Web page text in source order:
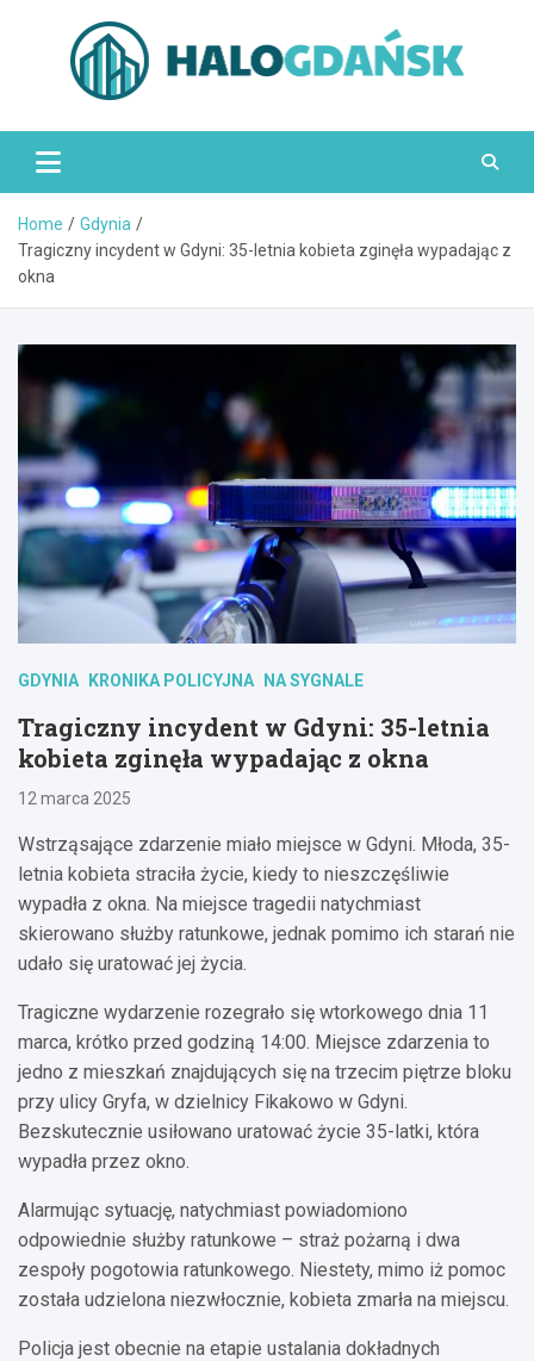
HaloGdańsk.pl
Home
Gdynia
Tragiczny incydent w Gdyni: 35-letnia kobieta zginęła wypadając z
okna
GDYNIA KRONIKA POLICYJNA NA SYGNALE
Tragiczny incydent w Gdyni: 35-letnia
kobieta zginęła wypadając z okna
12 marca 2025
Wstrząsające zdarzenie miało miejsce w Gdyni. Młoda, 35-
letnia kobieta straciła życie, kiedy to nieszczęśliwie
wypadła z okna. Na miejsce tragedii natychmiast
skierowano służby ratunkowe, jednak pomimo ich starań nie
udało się uratować jej życia.
Tragiczne wydarzenie rozegrało się wtorkowego dnia 11
marca, krótko przed godziną 14:00. Miejsce zdarzenia to
jedno z mieszkań znajdujących się na trzecim piętrze bloku
przy ulicy Gryfa, w dzielnicy Fikakowo w Gdyni.
Bezskutecznie usiłowano uratować życie 35-latki, która
wypadła przez okno.
Alarmując sytuację, natychmiast powiadomiono
odpowiednie służby ratunkowe – straż pożarną i dwa
zespoły pogotowia ratunkowego. Niestety, mimo iż pomoc
została udzielona niezwłocznie, kobieta zmarła na miejscu.
Policja jest obecnie na etapie ustalania dokładnych